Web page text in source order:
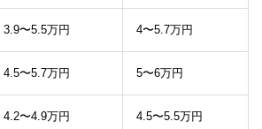
3.9〜5.5万円 4〜5.7万円
4.5〜5.7万円 5〜6万円
4.2〜4.9万円 4.5〜5.5万円